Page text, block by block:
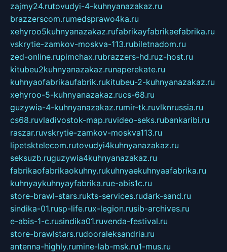
zajmy24.rutovudyi-4-kuhnyanazakaz.ru
brazzerscom.rumedsprawo4ka.ru
xehyroo5kuhnyanazakaz.rufabrikayfabrikaefabrika.ru
vskrytie-zamkov-moskva-113.rubiletnadom.ru
zed-online.rupimchax.rubrazzers-hd.ruz-host.ru
kitubeu2kuhnyanazakaz.runaperekate.ru
kuhnyaofabrikaufabrik.rukitubeu-2-kuhnyanazakaz.ru
xehyroo-5-kuhnyanazakaz.rucs-68.ru
guzywia-4-kuhnyanazakaz.rumir-tk.ruvlknrussia.ru
cs68.ruvladivostok-map.ruvideo-seks.rubankaribi.ru
raszar.ruvskrytie-zamkov-moskva113.ru
lipetsktelecom.rutovudyi4kuhnyanazakaz.ru
seksuzb.ruguzywia4kuhnyanazakaz.ru
fabrikaofabrikaokuhny.rukuhnyaekuhnyaafabrika.ru
kuhnyaykuhnyayfabrika.rue-abis1c.ru
store-brawl-stars.rukts-services.rudark-sand.ru
sindika-01.rusp-life.rux-legion.rusib-archives.ru
e-abis-1-c.rusindika01.ruvenda-festival.ru
store-brawlstars.rudooraleksandria.ru
antenna-highly.rumine-lab-msk.ru1-mus.ru